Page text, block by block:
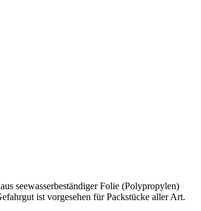
seewasserbeständiger Folie (Polypropylen)
ist vorgesehen für Packstücke aller Art.